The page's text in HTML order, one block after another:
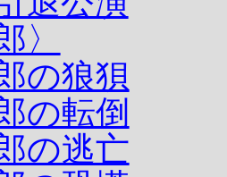
〉
の狼狽
の転倒
の逃亡